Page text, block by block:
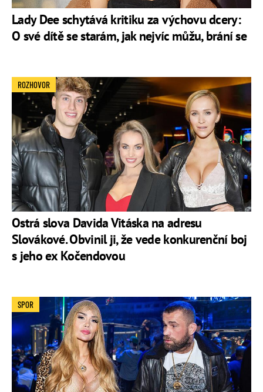
Lady Dee schytává kritiku za výchovu dcery:
O své dítě se starám, jak nejvíc můžu, brání se
Ostrá slova Davida Vitáska na adresu
Slovákové. Obvinil ji, že vede konkurenční boj
s jeho ex Kočendovou
ROZHOVOR
SPOR